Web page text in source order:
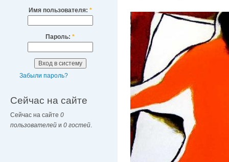
Имя пользователя: *
Пароль: *
Забыли пароль?
Сейчас на сайте
Сейчас на сайте 0
пользователей и 0 гостей